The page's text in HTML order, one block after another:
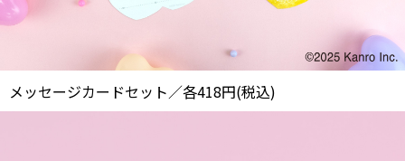
メッセージカードセット／各418円(税込)